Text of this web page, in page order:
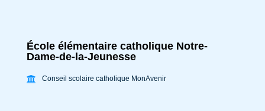
École élémentaire catholique Notre-
Dame-de-la-Jeunesse
Conseil scolaire catholique MonAvenir